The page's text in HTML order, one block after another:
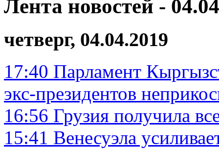
Лента новостей -
четверг, 04.04.2019
17:40 Парламент
экс-президентов
16:56 Грузия получила
15:41 Венесуэла